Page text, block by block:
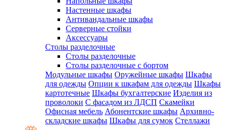
Настенные шкафы
Антивандальные шкафы
Серверные стойки
Аксессуары
Столы разделочные
Столы разделочные
Столы разделочные с бортом
Модульные шкафы Оружейные шкафы Шкафы
для одежды Опции к шкафам для одежды Шкафы
картотечные Шкафы бухгалтерские Изделия из
проволоки С фасадом из ЛДСП Скамейки
Офисная мебель Абонентские шкафы Архивно-
складские шкафы Шкафы для сумок Стеллажи